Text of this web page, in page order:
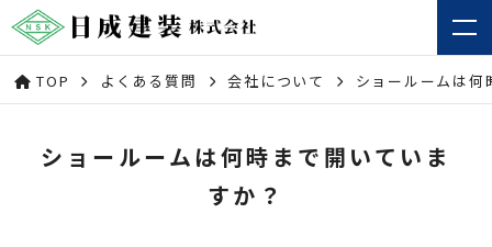
TOP よくある質問 会社について ショールームは
ショールームは何時まで開いていま
すか？